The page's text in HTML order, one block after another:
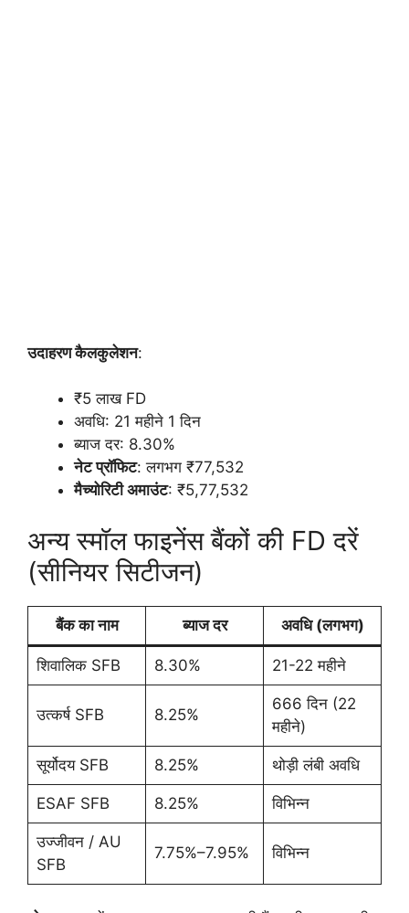
उदाहरण कैलकुलेशन:
₹5 लाख FD
अवधि: 21 महीने 1 दिन
ब्याज दर: 8.30%
नेट प्रॉफिट: लगभग ₹77,532
मैच्योरिटी अमाउंट: ₹5,77,532
अन्य स्मॉल फाइनेंस बैंकों की FD दरें
(सीनियर सिटीजन)
बैंक का नाम ब्याज दर अवधि (लगभग)
शिवालिक SFB 8.30% 21-22 महीने
उत्कर्ष SFB 8.25%
666 दिन (22
महीने)
सूर्योदय SFB 8.25% थोड़ी लंबी अवधि
ESAF SFB 8.25% विभिन्न
उज्जीवन / AU
SFB
7.75%–7.95% विभिन्न